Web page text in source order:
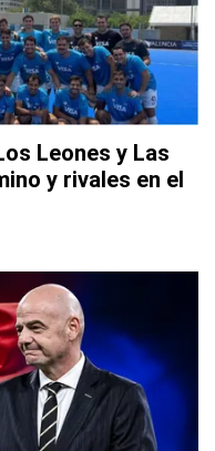
Leones y Las
y rivales en el